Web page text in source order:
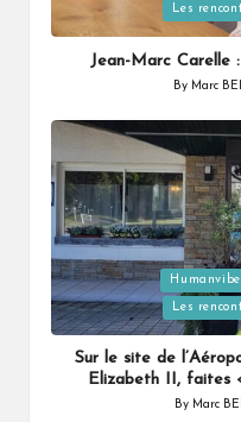
Les
Jean-Marc Carelle
Posted
By Marc
Posted
in
Les
Sur le site de
Elizabeth II, faites
Posted
By Marc